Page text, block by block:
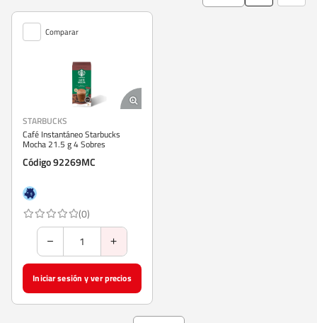
Comparar
STARBUCKS
Café Instantáneo Starbucks
Mocha 21.5 g 4 Sobres
Código 92269MC
(0)
Iniciar sesión y ver precios